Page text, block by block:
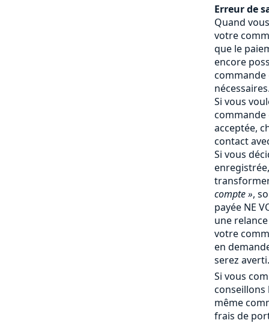
Erreur de
Quand
votre
que le
encore
commande
Si vous
commande
acceptée,
contact
Si vous
compte »,
payée NE
une
votre
en
serez averti.
Si vous
conseillons
même
frais de